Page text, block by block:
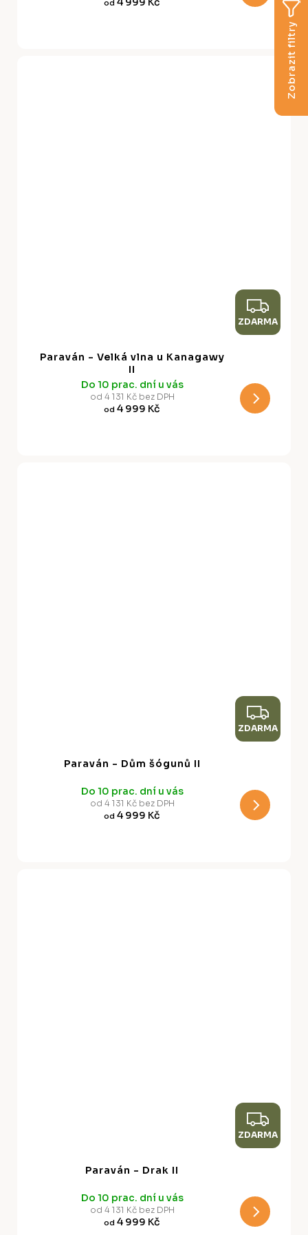
Zobrazit filtry
A
od
Z
D
M
ZDARMA
Paraván - Velká vlna u Kanagawy
II
Do 10 prac. dní u vás
od 4 131 Kč bez DPH
od 4 999 Kč
Z
D
M
ZDARMA
Paraván - Dům šógunů II
Do 10 prac. dní u vás
od 4 131 Kč bez DPH
od 4 999 Kč
Z
D
M
ZDARMA
Paraván - Drak II
Do 10 prac. dní u vás
od 4 131 Kč bez DPH
od 4 999 Kč